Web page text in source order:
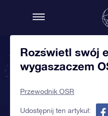
Rozświetl swój
wygaszaczem
Przewodnik OSR
Udostępnij ten artykuł: